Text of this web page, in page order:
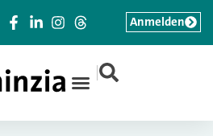
|
Anmelden